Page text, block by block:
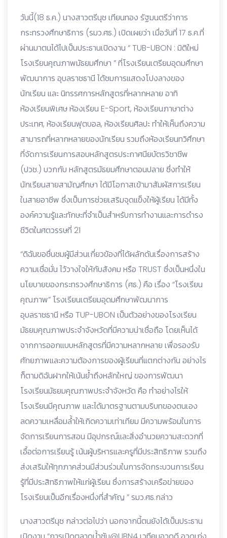
วันนี้(18 ธ.ค.) นางสาวตรีนุช เทียนทอง รัฐมนตรีว่าการ
กระทรวงศึกษาธิการ (รมว.ศธ.) เปิดเผยว่า เมื่อวันที่ 17 ธ.ค.ที่
ผ่านมาตนได้ไปเป็นประธานเปิดงาน “ TUB-UBON : มิติใหม่
โรงเรียนคุณภาพมัธยมศึกษา ” ที่โรงเรียนเตรียมอุดมศึกษา
พัฒนาการ อุบลราชธานี ได้ชมการแสดงโปงลางของ
นักเรียน และ นิทรรศการหลักสูตรที่หลากหลาย อาทิ
ห้องเรียนพิเศษ ห้องเรียน E-Sport, ห้องเรียนภาษาต่าง
ประเทศ, ห้องเรียนฟุตบอล, ห้องเรียนศิลปะ ทำให้เห็นถึงความ
สามารถที่หลากหลายของนักเรียน รวมถึงห้องเรียนทวิศึกษา
ที่จัดการเรียนการสอบหลักสูตรประกาศนียบัตรวิชาชีพ
(ปวช.) บวกกับ หลักสูตรมัธยมศึกษาตอนปลาย ซึ่งทำให้
นักเรียนสายสามัญศึกษา ได้มีโอกาสเข้ามาสัมผัสการเรียน
ในสายอาชีพ ซึ่งเป็นการช่วยเสริมจุดแข็งให้ผู้เรียน ได้มีทั้ง
องค์ความรู้และทักษะที่จำเป็นสำหรับการทำงานและการดำรง
ชีวิตในศตวรรษที่ 21
“ดิฉันขอชื่นชมผู้มีส่วนเกี่ยวข้องที่ได้ผลักดันเรื่องการสร้าง
ความเชื่อมั่น ไว้วางใจให้กับสังคม หรือ TRUST ซึ่งเป็นหนึ่งใน
นโยบายของกระทรวงศึกษาธิการ (ศธ.) คือ เรื่อง “โรงเรียน
คุณภาพ” โรงเรียนเตรียมอุดมศึกษาพัฒนาการ
อุบลราชธานี หรือ TUP-UBON เป็นตัวอย่างของโรงเรียน
มัธยมคุณภาพประจำจังหวัดที่มีความน่าเชื่อถือ โดยเห็นได้
จากการออกแบบหลักสูตรที่มีความหลากหลาย เพื่อรองรับ
ศักยภาพและความต้องการของผู้เรียนที่แตกต่างกัน อย่างไร
ก็ตามดิฉันฝากให้เน้นย้ำถึงหลักใหญ่ ของการพัฒนา
โรงเรียนมัธยมคุณภาพประจำจังหวัด คือ ทำอย่างไรให้
โรงเรียนมีคุณภาพ และได้มาตรฐานตามบริบทของตนเอง
ลดความเหลื่อมล้ำให้เกิดความเท่าเทียม มีความพร้อมในการ
จัดการเรียนการสอน มีอุปกรณ์และสิ่งอำนวยความสะดวกที่
เอื้อต่อการเรียนรู้ เน้นผู้บริหารและครูที่มีประสิทธิภาพ รวมถึง
ส่งเสริมให้ทุกภาคส่วนมีส่วนร่วมในการจัดกระบวนการเรียน
รู้ที่มีประสิทธิภาพให้แก่ผู้เรียน ซึ่งการสร้างเครือข่ายของ
โรงเรียนเป็นอีกเรื่องหนึ่งที่สำคัญ ” รมว.ศธ.กล่าว
นางสาวตรีนุช กล่าวต่อไปว่า นอกจากนี้ตนยังได้เป็นประธาน